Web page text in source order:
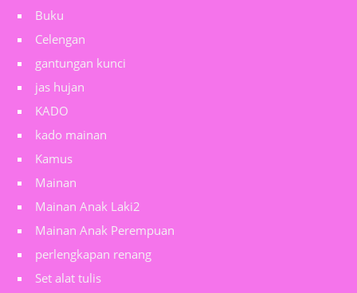
Buku
Celengan
gantungan kunci
jas hujan
KADO
kado mainan
Kamus
Mainan
Mainan Anak Laki2
Mainan Anak Perempuan
perlengkapan renang
Set alat tulis